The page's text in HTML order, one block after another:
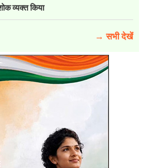
व्यक्त किया
→ सभी देखें